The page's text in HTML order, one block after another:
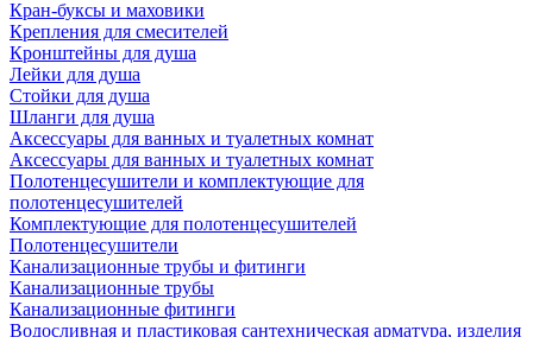
Кран-буксы и маховики
Крепления для смесителей
Кронштейны для душа
Лейки для душа
Стойки для душа
Шланги для душа
Аксессуары для ванных и туалетных комнат
Аксессуары для ванных и туалетных комнат
Полотенцесушители и комплектующие для
полотенцесушителей
Комплектующие для полотенцесушителей
Полотенцесушители
Канализационные трубы и фитинги
Канализационные трубы
Канализационные фитинги
Водосливная и пластиковая сантехническая арматура, изделия